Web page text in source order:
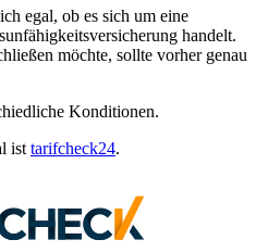
egal, ob es sich um eine
handelt.
möchte, sollte vorher genau
Konditionen.
ist tarifcheck24.